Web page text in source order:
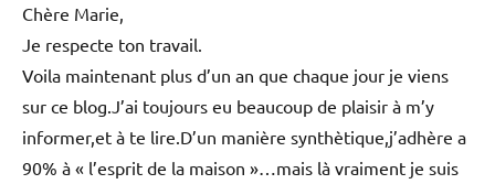
Chère Marie,
Je respecte ton travail.
Voila maintenant plus d’un an que chaque jour je viens
sur ce blog.J’ai toujours eu beaucoup de plaisir à m’y
informer,et à te lire.D’un manière synthètique,j’adhère a
90% à « l’esprit de la maison »…mais là vraiment je suis